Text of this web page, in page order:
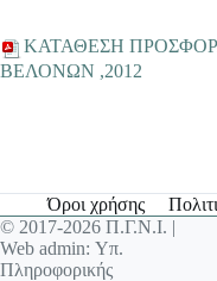
ΚΑΤΑΘΕΣΗ
ΒΕΛΟΝΩΝ ,2012
Όροι χρήσης
© 2017-2026 Π.Γ.Ν.Ι. |
Web admin: Υπ.
Πληροφορικής